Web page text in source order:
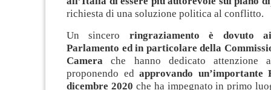
richiesta di una soluzione politica al conflitto.
Un sincero ringraziamento è dovuto
Parlamento ed in particolare della
Camera che hanno dedicato attenzione
proponendo edapprovando un’importante
dicembre 2020 che ha impegnato in primo